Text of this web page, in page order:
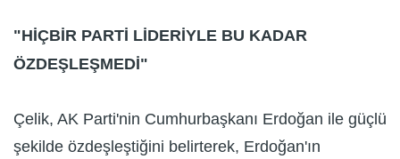
"HİÇBİR PARTİ LİDERİYLE BU KADAR
ÖZDEŞLEŞMEDİ"
Çelik, AK Parti'nin Cumhurbaşkanı Erdoğan ile güçlü
şekilde özdeşleştiğini belirterek, Erdoğan'ın